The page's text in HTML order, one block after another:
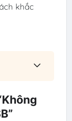
khắc